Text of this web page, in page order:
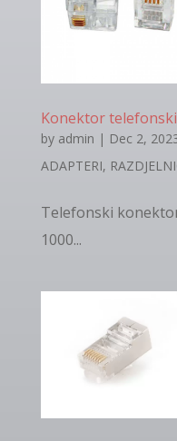
Konektor telefonski
by admin | Dec 2,
ADAPTERI,
Telefonski
1000...